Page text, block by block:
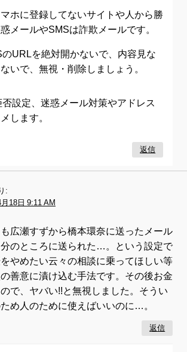
ホに登録してないサイトや人から勝
メールやSMSは詐欺メールです。
のURLを絶対開かないで、内容見な
いで、無視・削除しましょう。
設定、迷惑メール対策やアドレス
します。
返信
:
18日 9:11 AM
広瀬すずから橋本環奈に送ったメール
のところに送られた…。という設定で
やめたい云々の相談に乗ってほしい等
善意に漬け込む手法です。その後お金
で、ヤバい!!と無視しました。そうい
め人のために使えばいいのに…。
返信